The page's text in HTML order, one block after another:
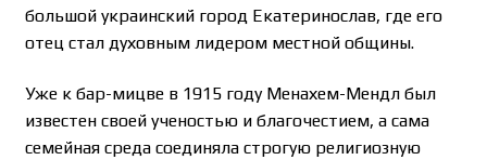
большой украинский город Екатеринослав, где его
отец стал духовным лидером местной общины.
Уже к бар-мицве в 1915 году Менахем-Мендл был
известен своей ученостью и благочестием, а сама
семейная среда соединяла строгую религиозную